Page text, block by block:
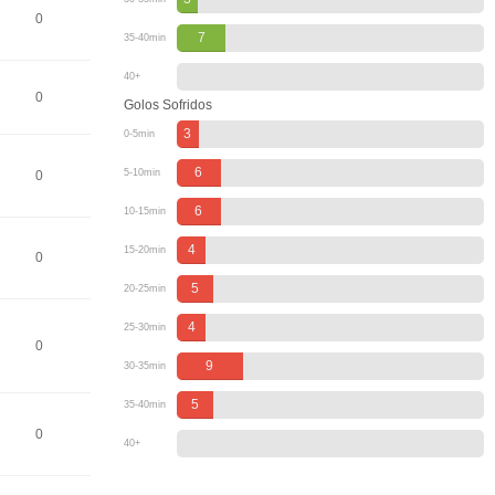
0
0
0
0
0
0
35-40min 7
40+
Golos Sofridos
0-5min 3
5-10min 6
10-15min 6
15-20min 4
20-25min 5
25-30min 4
30-35min 9
35-40min 5
40+